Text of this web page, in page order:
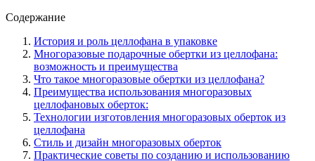
Содержание
История и роль целлофана в упаковке
Многоразовые подарочные обертки из целлофана:
возможность и преимущества
Что такое многоразовые обертки из целлофана?
Преимущества использования многоразовых
целлофановых оберток:
Технологии изготовления многоразовых оберток из
целлофана
Стиль и дизайн многоразовых оберток
Практические советы по созданию и использованию